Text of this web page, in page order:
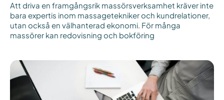
Att driva en framgångsrik massörsverksamhet kräver inte
bara expertis inom massagetekniker och kundrelationer,
utan också en välhanterad ekonomi. För många
massörer kan redovisning och bokföring